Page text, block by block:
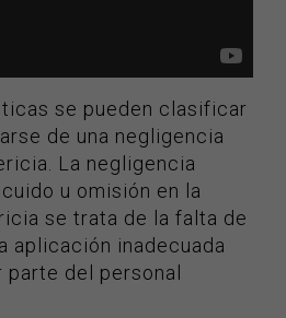
se pueden clasificar
de una negligencia
La negligencia
u omisión en la
se trata de la falta de
aplicación inadecuada
del personal